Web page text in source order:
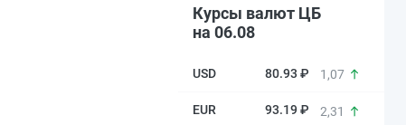
Курсы валют ЦБ
на 06.08
80.93 ₽ 1,07
93.19 ₽ 2,31